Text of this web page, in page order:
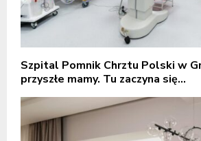
Szpital Pomnik Chrztu Polski w
przyszłe mamy. Tu zaczyna się...